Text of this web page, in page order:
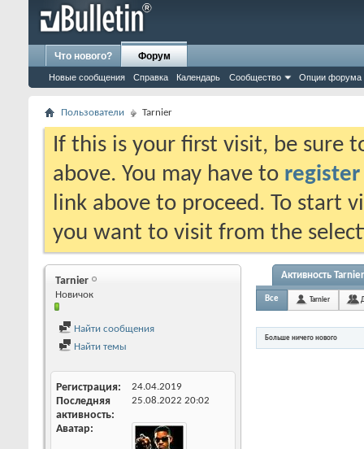
Что нового? Форум
Новые сообщения Справка Календарь Сообщество Опции форума
Пользователи Tarnier
If this is your first visit, be sure
above. You may have to register
link above to proceed. To start
you want to visit from the
Tarnier
Новичок
Найти сообщения
Найти темы
Регистрация 24.04.2019
Последняя
активность
25.08.2022 20:02
Аватар
Активность Tarnier
Все Tarnier
Больше ничего нового